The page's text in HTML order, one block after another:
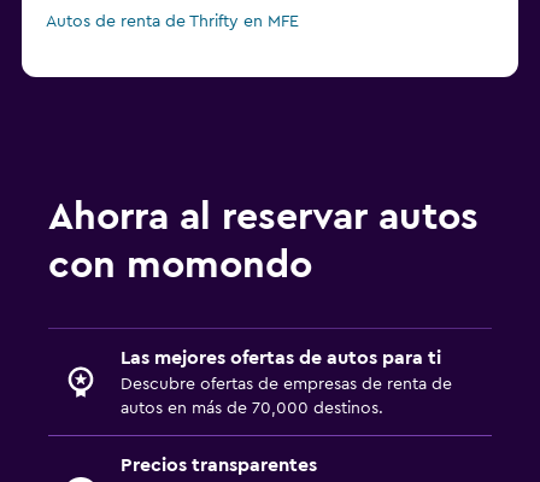
Autos de renta de Thrifty en MFE
Ahorra al reservar autos
con momondo
Las mejores ofertas de autos para ti
Descubre ofertas de empresas de renta de
autos en más de 70,000 destinos.
Precios transparentes